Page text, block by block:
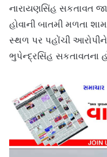
નારાયણસિંહ સકતાવત
હોવાની બાતમી મળતા
સ્થળ પર પહોંચી આરોપીને
ભુપેન્દ્રસિંહ સકતાવતના